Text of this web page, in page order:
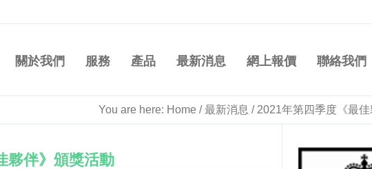
關於我們 服務 產品 最新消息 網上報價 聯絡我們
You are here: Home /最新消息 / 2021年第四季度《最
夥伴》頒獎活動